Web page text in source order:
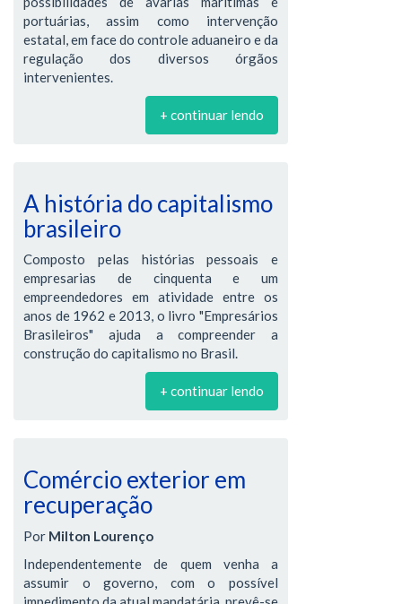
portuárias, assim como intervenção
estatal, em face do controle aduaneiro e da
regulação dos diversos órgãos
intervenientes.
+ continuar lendo
A história do capitalismo
brasileiro
Composto pelas histórias pessoais e
empresarias de cinquenta e um
empreendedores em atividade entre os
anos de 1962 e 2013, o livro "Empresários
Brasileiros" ajuda a compreender a
construção do capitalismo no Brasil.
+ continuar lendo
Comércio exterior em
recuperação
Por Milton Lourenço
Independentemente de quem venha a
assumir o governo, com o possível